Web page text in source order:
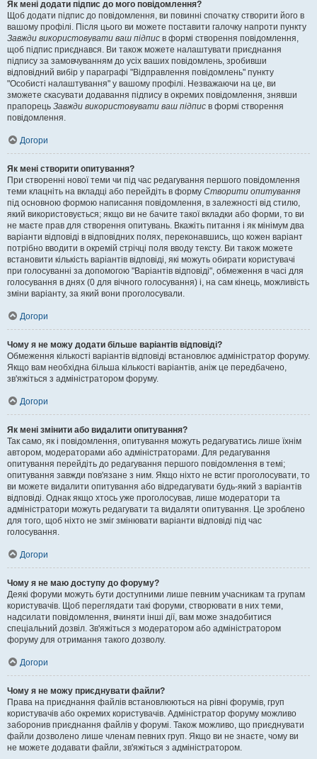
Як мені додати підпис до мого повідомлення?
Щоб додати підпис до повідомлення, ви повинні спочатку створити його в
вашому профілі. Після цього ви можете поставити галочку напроти пункту
Завжди використовувати ваш підпис в формі створення повідомлення,
щоб підпис приєднався. Ви також можете налаштувати приєднання
підпису за замовчуванням до усіх ваших повідомлень, зробивши
відповідний вибір у параграфі "Відправлення повідомлень" пункту
"Особисті налаштування" у вашому профілі. Незважаючи на це, ви
зможете скасувати додавання підпису в окремих повідомлення, знявши
прапорець Завжди використовувати ваш підпис в формі створення
повідомлення.
Догори
Як мені створити опитування?
При створенні нової теми чи під час редагування першого повідомлення
теми клацніть на вкладці або перейдіть в форму Створити опитування
під основною формою написання повідомлення, в залежності від стилю,
який використовується; якщо ви не бачите такої вкладки або форми, то ви
не маєте прав для створення опитувань. Вкажіть питання і як мінімум два
варіанти відповіді в відповідних полях, переконавшись, що кожен варіант
потрібно вводити в окремій стрічці поля вводу тексту. Ви також можете
встановити кількість варіантів відповіді, які можуть обирати користувачі
при голосуванні за допомогою "Варіантів відповіді", обмеження в часі для
голосування в днях (0 для вічного голосування) і, на сам кінець, можливість
зміни варіанту, за який вони проголосували.
Догори
Чому я не можу додати більше варіантів відповіді?
Обмеження кількості варіантів відповіді встановлює адміністратор форуму.
Якщо вам необхідна більша кількості варіантів, аніж це передбачено,
зв'яжіться з адміністратором форуму.
Догори
Як мені змінити або видалити опитування?
Так само, як і повідомлення, опитування можуть редагуватись лише їхнім
автором, модераторами або адміністраторами. Для редагування
опитування перейдіть до редагування першого повідомлення в темі;
опитування завжди пов'язане з ним. Якщо ніхто не встиг проголосувати, то
ви можете видалити опитування або відредагувати будь-який з варіантів
відповіді. Однак якщо хтось уже проголосував, лише модератори та
адміністратори можуть редагувати та видаляти опитування. Це зроблено
для того, щоб ніхто не зміг змінювати варіанти відповіді під час
голосування.
Догори
Чому я не маю доступу до форуму?
Деякі форуми можуть бути доступними лише певним учасникам та групам
користувачів. Щоб переглядати такі форуми, створювати в них теми,
надсилати повідомлення, вчиняти інші дії, вам може знадобитися
спеціальний дозвіл. Зв'яжіться з модератором або адміністратором
форуму для отримання такого дозволу.
Догори
Чому я не можу приєднувати файли?
Права на приєднання файлів встановлюються на рівні форумів, груп
користувачів або окремих користувачів. Адміністратор форуму можливо
заборонив приєднання файлів у форумі. Також можливо, що приєднувати
файли дозволено лише членам певних груп. Якщо ви не знаєте, чому ви
не можете додавати файли, зв'яжіться з адміністратором.